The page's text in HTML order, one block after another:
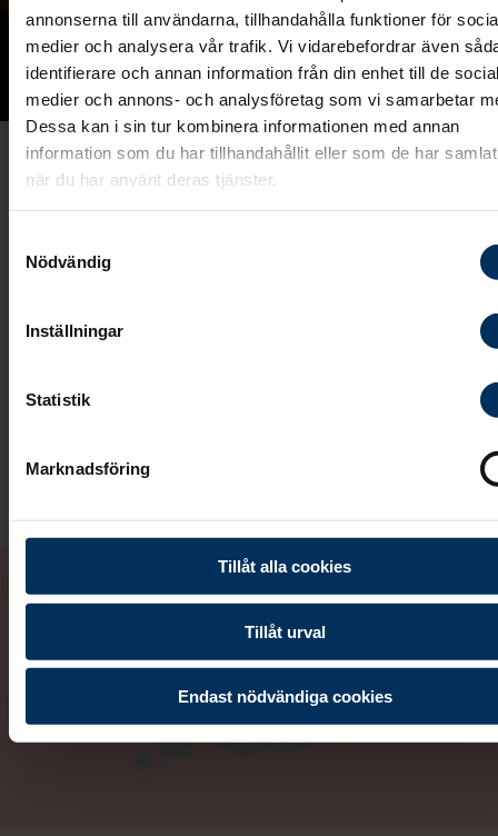
annonserna till användarna, tillhandahålla funktioner för
medier och analysera vår trafik. Vi vidarebefordrar även
identifierare och annan information från din enhet till de
medier och annons- och analysföretag som vi samarbetar
Dessa kan i sin tur kombinera informationen med annan
information som du har tillhandahållit eller som de har
när du har använt deras tjänster.
Nödvändig
Inställningar
Statistik
Marknadsföring
Tillåt alla cookies
Tillåt urval
Endast nödvändiga cookies
Köp ett minnesarmband hos
närmstabegravningsbyrå
som inte längre finns med oss. Armbandet
även om den man saknar inte längre gör det.
som är i sorg. Välkommen in till din närmsta